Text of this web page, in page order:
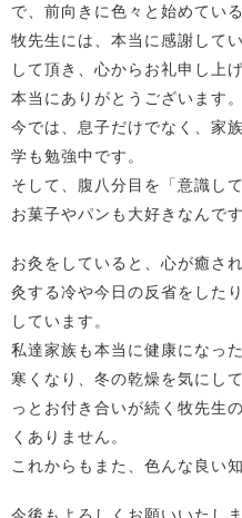
で、前向きに色々と始めてい
牧先生には、本当に感謝して
して頂き、心からお礼申し上げ
本当にありがとうございます。
今では、息子だけでなく、家
学も勉強中です。
そして、腹八分目を「意識し
お菓子やパンも大好きなんです
お灸をしていると、心が癒さ
灸する冷や今日の反省をした
しています。
私達家族も本当に健康になっ
寒くなり、冬の乾燥を気にし
っとお付き合いが続く牧先生
くありません。
これからもまた、色んな良い
今後もよろしくお願いいたしま